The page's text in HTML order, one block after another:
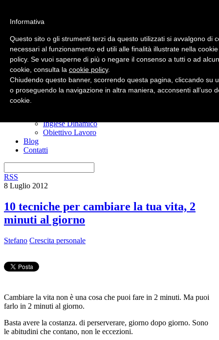
Home
Nuovo? Inizia qui
Risorse gratuite
Il manuale anti confusione
Inglese Dinamico
Obiettivo Lavoro
Blog
Contatti
RSS
8 Luglio 2012
10 tecniche per cambiare la tua vita, 2
minuti al giorno
Stefano Crescita personale
Cambiare la vita non è una cosa che puoi fare in 2 minuti. Ma puoi
farlo in 2 minuti al giorno.
Basta avere la costanza. di perserverare, giorno dopo giorno. Sono
le abitudini che contano, non le eccezioni.
Informativa
Questo sito o gli strumenti terzi da questo utilizzati si avvalgono di
necessari al funzionamento ed utili alle finalità illustrate nella cookie
policy. Se vuoi saperne di più o negare il consenso a tutti o ad
cookie, consulta la cookie policy.
Chiudendo questo banner, scorrendo questa pagina, cliccando su
o proseguendo la navigazione in altra maniera, acconsenti all’uso
cookie.